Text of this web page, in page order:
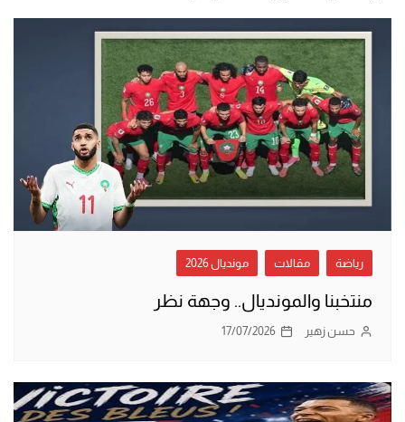
رياضة مقالات مونديال 2026
منتخبنا والمونديال.. وجهة نظر
حسن زهير 17/07/2026